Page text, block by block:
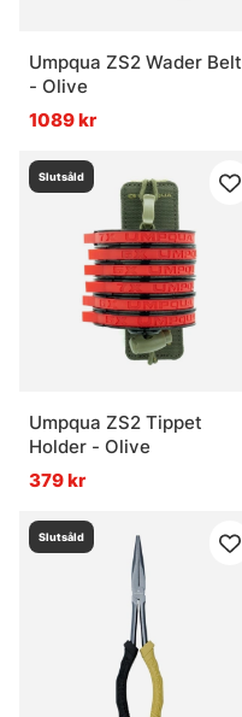
Umpqua ZS2 Wader Belt
- Olive
1089 kr
Slutsåld
Umpqua ZS2 Tippet
Holder - Olive
379 kr
Slutsåld